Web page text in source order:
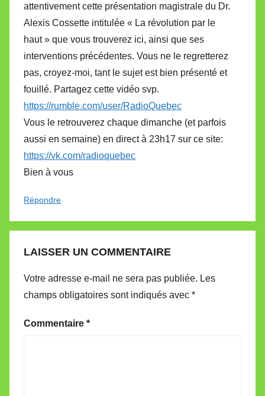
attentivement cette présentation magistrale du Dr.
Alexis Cossette intitulée « La révolution par le
haut » que vous trouverez ici, ainsi que ses
interventions précédentes. Vous ne le regretterez
pas, croyez-moi, tant le sujet est bien présenté et
fouillé. Partagez cette vidéo svp.
https://rumble.com/user/RadioQuebec
Vous le retrouverez chaque dimanche (et parfois
aussi en semaine) en direct à 23h17 sur ce site:
https://vk.com/radioquebec
Bien à vous
Répondre
LAISSER UN COMMENTAIRE
Votre adresse e-mail ne sera pas publiée. Les
champs obligatoires sont indiqués avec *
Commentaire *